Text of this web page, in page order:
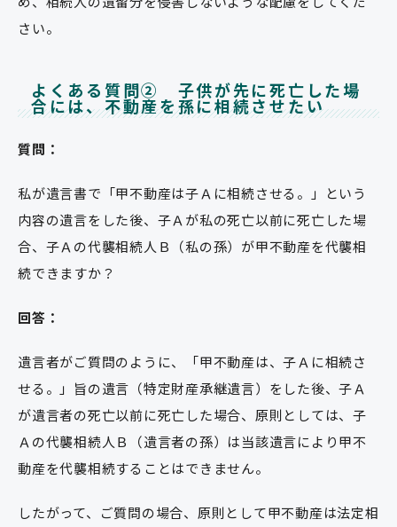
さい。
よくある質問② 子供が先に死亡した場
合には、不動産を孫に相続させたい
質問：
私が遺言書で「甲不動産は子Ａに相続させる。」という
内容の遺言をした後、子Ａが私の死亡以前に死亡した場
合、子Ａの代襲相続人Ｂ（私の孫）が甲不動産を代襲相
続できますか？
回答：
遺言者がご質問のように、「甲不動産は、子Ａに相続さ
せる。」旨の遺言（特定財産承継遺言）をした後、子Ａ
が遺言者の死亡以前に死亡した場合、原則としては、子
Ａの代襲相続人Ｂ（遺言者の孫）は当該遺言により甲不
動産を代襲相続することはできません。
したがって、ご質問の場合、原則として甲不動産は法定相